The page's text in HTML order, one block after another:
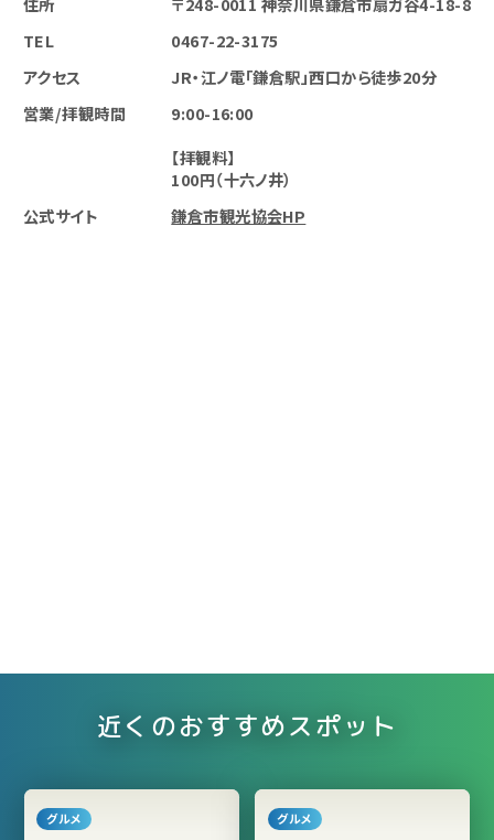
TEL
0467-22-3175
アクセス
JR・江ノ電「鎌倉駅」西口から徒歩20分
営業/拝観時間
9:00-16:00
【拝観料】
100円（十六ノ井）
公式サイト
鎌倉市観光協会HP
近くのおすすめスポット
グルメ グルメ